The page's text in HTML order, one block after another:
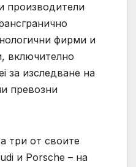
производители
фирми и
включително
за изследване на
превозни
три от своите
и Porsche – на